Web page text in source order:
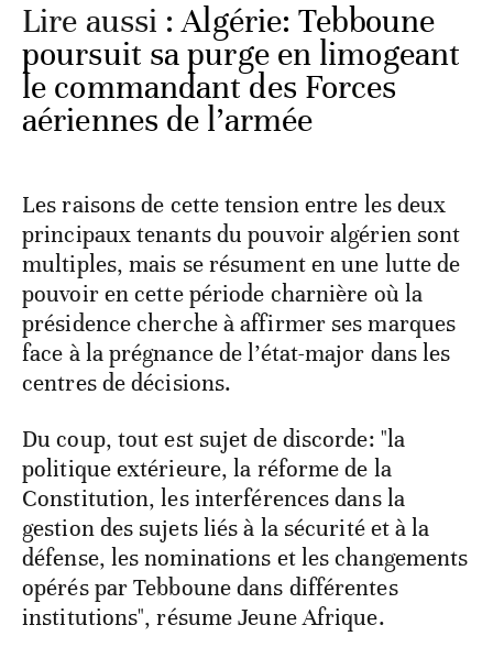
Lire aussi :Algérie: Tebboune
poursuit sa purge en limogeant
le commandant des Forces
aériennes de l’armée
Les raisons de cette tension entre les deux
principaux tenants du pouvoir algérien sont
multiples, mais se résument en une lutte de
pouvoir en cette période charnière où la
présidence cherche à affirmer ses marques
face à la prégnance de l’état-major dans les
centres de décisions.
Du coup, tout est sujet de discorde: "la
politique extérieure, la réforme de la
Constitution, les interférences dans la
gestion des sujets liés à la sécurité et à la
défense, les nominations et les changements
opérés par Tebboune dans différentes
institutions", résume Jeune Afrique.